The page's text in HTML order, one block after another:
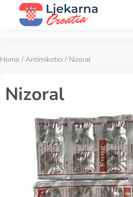
Home / Antimikotici / Nizoral
Nizoral